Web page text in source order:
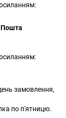
Пошта
замовлення,
по п'ятницю.